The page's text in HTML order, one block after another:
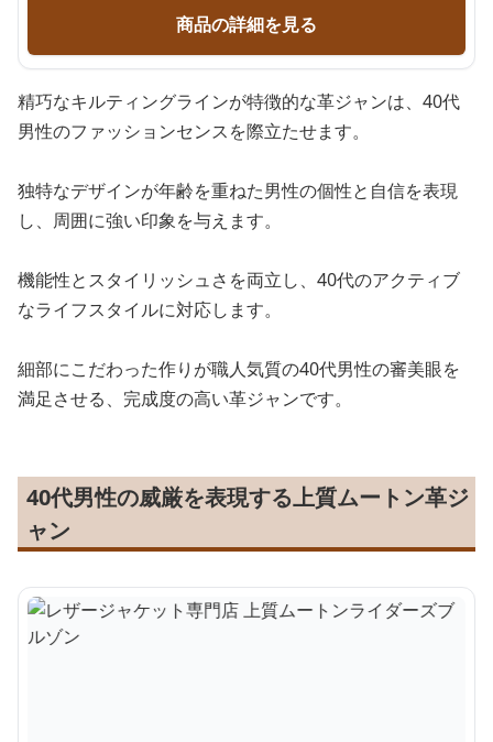
商品の詳細を見る
精巧なキルティングラインが特徴的な革ジャンは、40代
男性のファッションセンスを際立たせます。
独特なデザインが年齢を重ねた男性の個性と自信を表現
し、周囲に強い印象を与えます。
機能性とスタイリッシュさを両立し、40代のアクティブ
なライフスタイルに対応します。
細部にこだわった作りが職人気質の40代男性の審美眼を
満足させる、完成度の高い革ジャンです。
40代男性の威厳を表現する上質ムートン革ジ
ャン